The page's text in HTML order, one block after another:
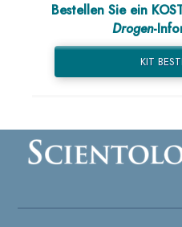
Bestellen Sie ein
Drogen-
KIT